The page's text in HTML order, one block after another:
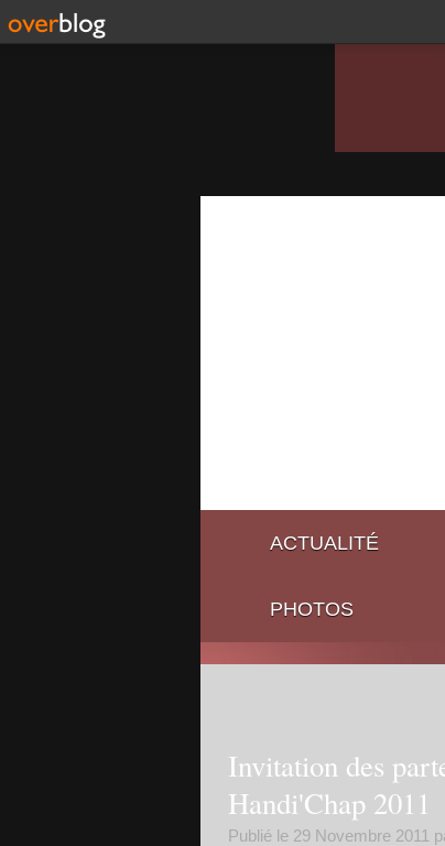
ACTUALITÉ
PHOTOS
Invitation des
Handi'Chap 2011
Publié le 29 Novembre 2011